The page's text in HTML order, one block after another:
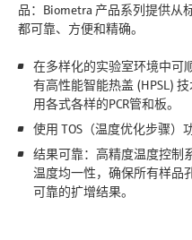
品：Biometra 产品系列提供从
都可靠、方便和精确。
在多样化的实验室环境中可
有高性能智能热盖 (HPSL)
用各式各样的PCR管和板。
使用 TOS（温度优化步骤）
结果可靠：高精度温度控制
温度均一性，确保所有样品
可靠的扩增结果。